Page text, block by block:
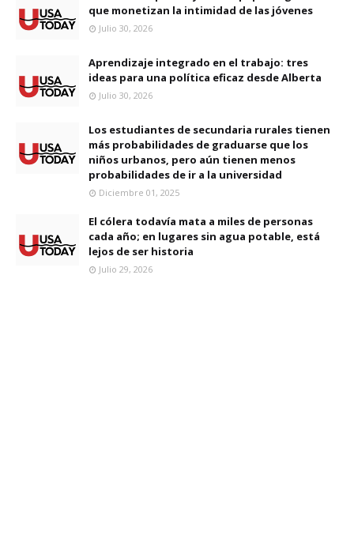
que monetizan la intimidad de las jóvenes
Julio 30, 2026
Aprendizaje integrado en el trabajo: tres
ideas para una política eficaz desde Alberta
Julio 30, 2026
Los estudiantes de secundaria rurales tienen
más probabilidades de graduarse que los
niños urbanos, pero aún tienen menos
probabilidades de ir a la universidad
Diciembre 01, 2025
El cólera todavía mata a miles de personas
cada año; en lugares sin agua potable, está
lejos de ser historia
Julio 29, 2026